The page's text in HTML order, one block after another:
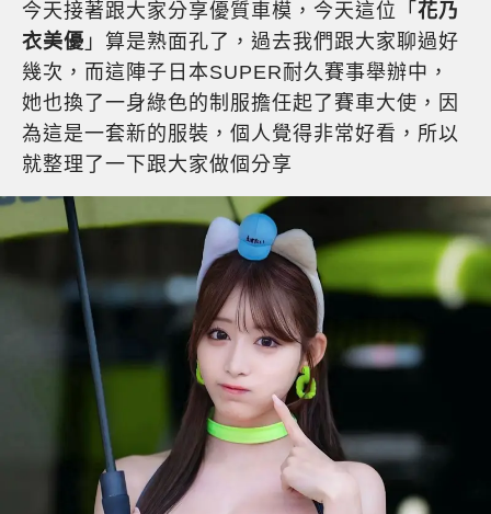
今天接著跟大家分享優質車模，今天這位「 花乃
衣美優 」算是熟面孔了，過去我們跟大家聊過好
幾次，而這陣子日本SUPER耐久賽事舉辦中，
她也換了一身綠色的制服擔任起了賽車大使，因
為這是一套新的服裝，個人覺得非常好看，所以
就整理了一下跟大家做個分享